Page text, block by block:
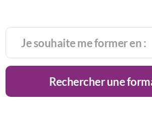
Rechercher une